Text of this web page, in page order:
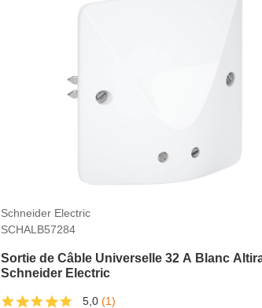
Schneider Electric
SCHALB57284
Sortie de Câble Universelle 32 A Blanc
Schneider Electric
5,0 (1)